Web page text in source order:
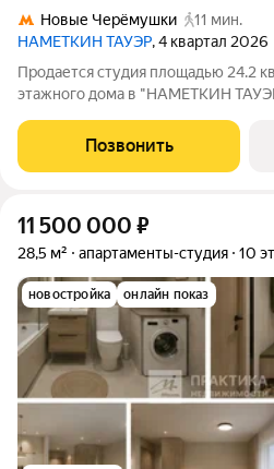
Новые Черёмушки
11 мин.
НАМЕТКИН ТАУЭР, 4 квартал 2026
Продается студия площадью 24.2
этажного дома в "НАМЕТКИН
обслуживанием, располагается в
Западе Москвы. Архитектура от
Позвонить
11 500 000 ₽
28,5 м² апартаменты-студия 10
новостройка онлайн показ